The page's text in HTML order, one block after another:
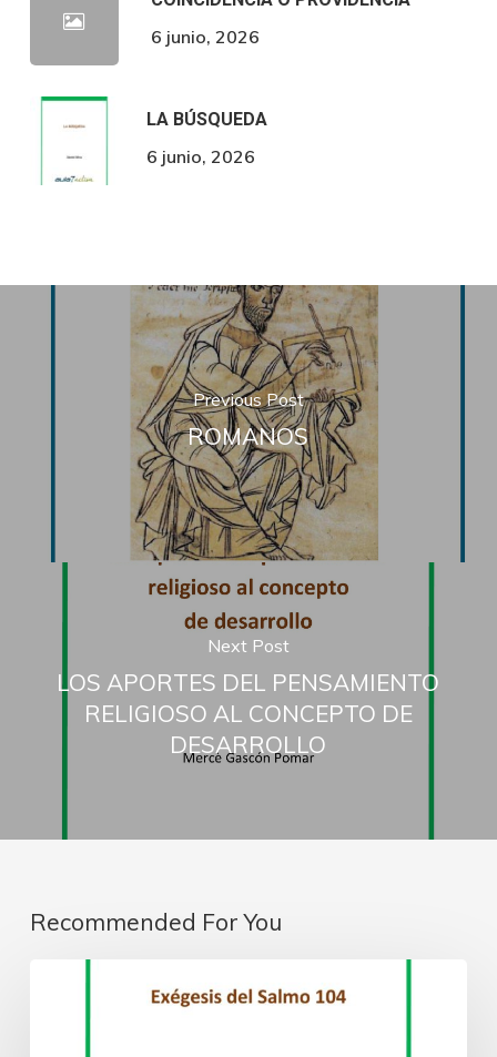
6 junio, 2026
LA BÚSQUEDA
6 junio, 2026
Previous Post
ROMANOS
Next Post
LOS APORTES DEL PENSAMIENTO
RELIGIOSO AL CONCEPTO DE
DESARROLLO
Recommended For You